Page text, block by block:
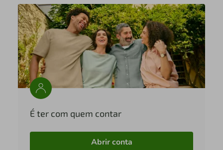
É ter com quem contar
Abrir conta